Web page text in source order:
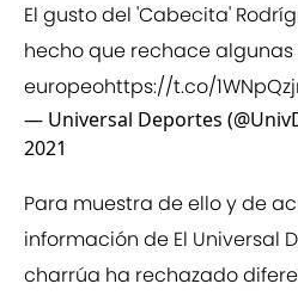
El gusto del 'Cabecita'
hecho que rechace
europeohttps://t.co/
— Universal Deportes
2021
Para muestra de ello y de
información de El Universal
charrúa ha rechazado